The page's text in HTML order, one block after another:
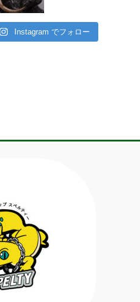
Instagram でフォロー